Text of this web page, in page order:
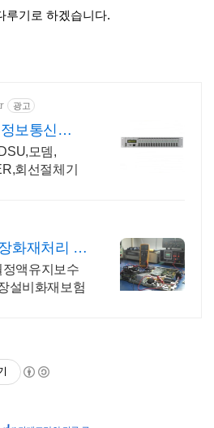
루기로 하겠습니다.
광고
보통신
합전문
모뎀,
회선절체기
화재처리 산
리보수
액유지보수
설비화재보험